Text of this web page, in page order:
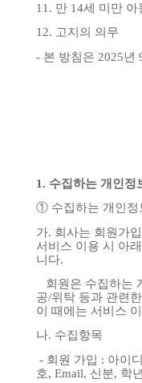
11. 만 14세 미만 아
12. 고지의 의무
- 본 방침은 2025년
1. 수집하는 개인정
① 수집하는 개인정
가. 회사는 회원가입
서비스 이용 시 아
니다.
회원은 수집하는
공/위탁 등과 관련한
이
때에는 서비스
나. 수집항목
- 회원 가입 : 아이디
호, Email, 신분, 학년